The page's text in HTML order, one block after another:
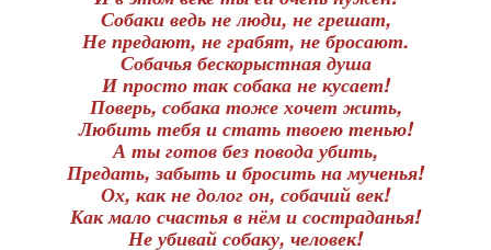
Собаки ведь не люди, не грешат,
Не предают, не грабят, не бросают.
Собачья бескорыстная душа
И просто так собака не кусает!
Поверь, собака тоже хочет жить,
Любить тебя и стать твоею тенью!
А ты готов без повода убить,
Предать, забыть и бросить на мученья!
Ох, как не долог он, собачий век!
Как мало счастья в нём и состраданья!
Не убивай собаку, человек!